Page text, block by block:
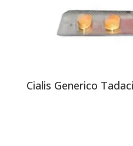
Cialis Generico